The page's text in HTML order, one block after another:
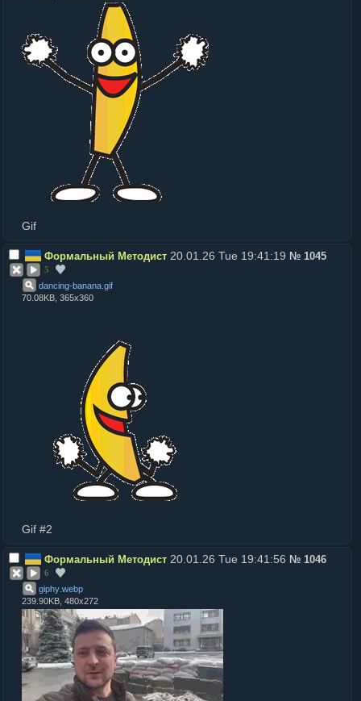
Gif
Формальный Методист 20.01.26 Tue 19:41:19 № 1045
5
dancing-banana gif
70.08KB, 365x360
Gif #2
Формальный Методист 20.01.26 Tue 19:41:56 № 1046
6
giphy webp
239.90KB, 480x272